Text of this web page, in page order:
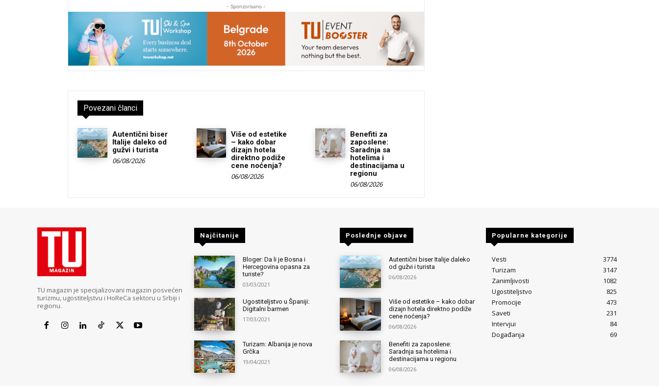
- Sponzorisano -
Povezani članci
Autentični biser
Italije daleko od
gužvi i turista
06/08/2026
Više od estetike
– kako dobar
dizajn hotela
direktno podiže
cene noćenja?
06/08/2026
Benefiti za
zaposlene:
Saradnja sa
hotelima i
destinacijama u
regionu
06/08/2026
TU magazin je specijalizovani magazin posvećen
turizmu, ugostiteljstvu i HoReCa sektoru u Srbiji i
regionu.
Najčitanije
Bloger: Da li je Bosna i
Hercegovina opasna za
turiste?
03/03/2021
Ugostiteljstvo u Španiji:
Digitalni barmen
17/03/2021
Turizam: Albanija je nova
Grčka
19/04/2021
Poslednje objave
Autentični biser Italije daleko
od gužvi i turista
06/08/2026
Više od estetike – kako dobar
dizajn hotela direktno podiže
cene noćenja?
06/08/2026
Benefiti za zaposlene:
Saradnja sa hotelima i
destinacijama u regionu
06/08/2026
Popularne kategorije
Vesti
3774
Turizam
3147
Zanimljivosti
1082
Ugostiteljstvo
825
Promocije
473
Saveti
231
Intervjui
84
Događanja
69